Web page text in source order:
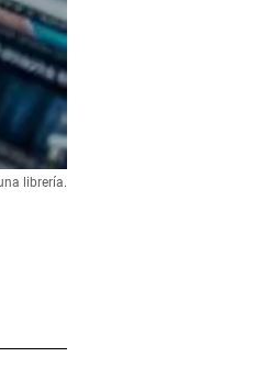
librería.